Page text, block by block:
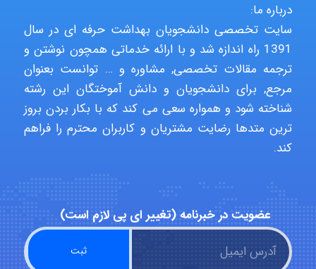
درباره ما:
سایت تخصصی دانشجویان بهداشت حرفه ای در سال
1391 راه اندازه شد و با ارائه خدماتی همچون نوشتن و
ترجمه مقالات تخصصی, مشاوره و … توانست بعنوان
مرجع, برای دانشجویان و دانش آموختگان این رشته
شناخته شود و همواره سعی می کند که با بکار بردن بروز
ترین متدها رضایت مشتریان و کاربران محترم را فراهم
کند.
عضویت در خبرنامه (تغییر ای پی لازم است)